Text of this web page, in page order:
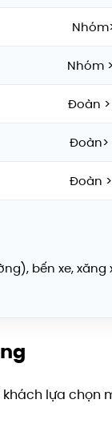
Nhóm
Đoàn
Đoàn>
Đoàn
bến xe, xăng
lựa chọn